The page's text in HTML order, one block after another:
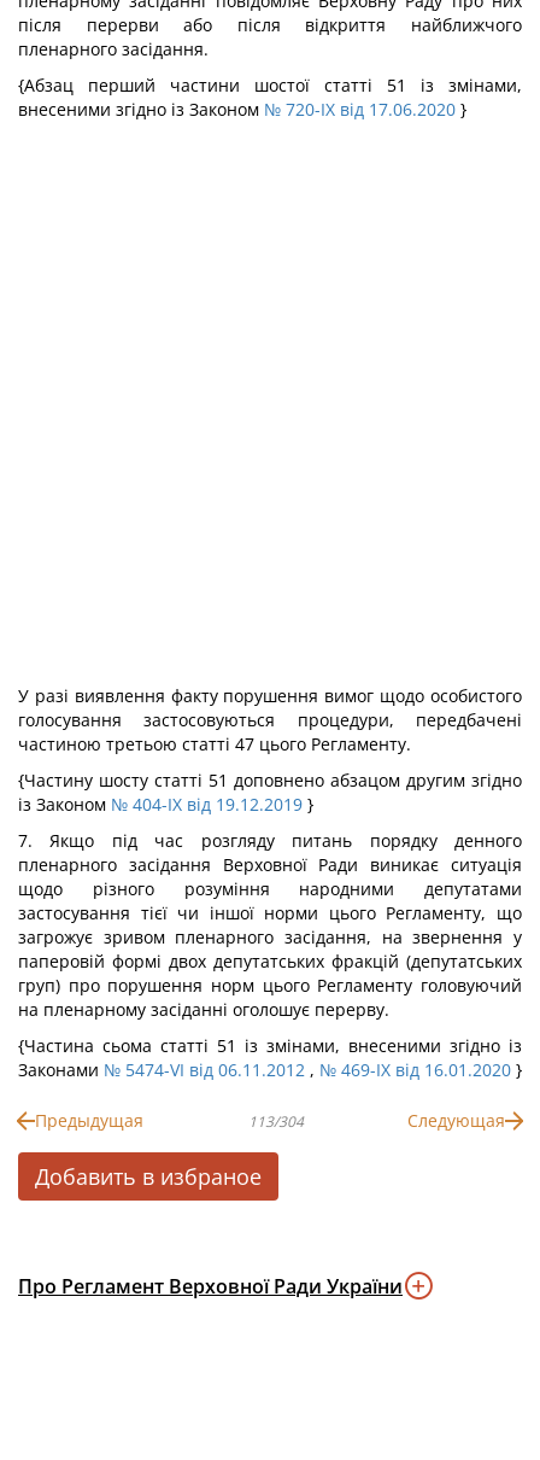
після перерви або після відкриття найближчого
пленарного засідання.
{Абзац перший частини шостої статті 51 із змінами,
внесеними згідно із Законом № 720-IX від 17.06.2020 }
У разі виявлення факту порушення вимог щодо особистого
голосування застосовуються процедури, передбачені
частиною третьою статті 47 цього Регламенту.
{Частину шосту статті 51 доповнено абзацом другим згідно
із Законом № 404-IX від 19.12.2019 }
7. Якщо під час розгляду питань порядку денного
пленарного засідання Верховної Ради виникає ситуація
щодо різного розуміння народними депутатами
застосування тієї чи іншої норми цього Регламенту, що
загрожує зривом пленарного засідання, на звернення у
паперовій формі двох депутатських фракцій (депутатських
груп) про порушення норм цього Регламенту головуючий
на пленарному засіданні оголошує перерву.
{Частина сьома статті 51 із змінами, внесеними згідно із
Законами № 5474-VI від 06.11.2012 , № 469-IX від 16.01.2020 }
Предыдущая 113/304 Следующая
Добавить в избраное
Про Регламент Верховної Ради України